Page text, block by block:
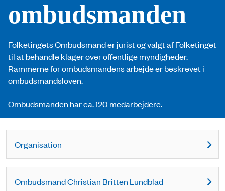
ombudsmanden
Folketingets Ombudsmand er jurist og valgt af Folketinget
til at behandle klager over offentlige myndigheder.
Rammerne for ombudsmandens arbejde er beskrevet i
ombudsmandsloven.
Ombudsmanden har ca. 120 medarbejdere.
Organisation
Ombudsmand Christian Britten Lundblad